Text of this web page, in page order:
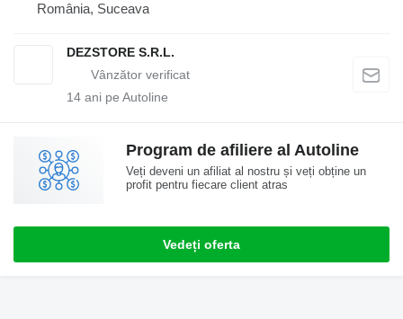
România, Suceava
DEZSTORE S.R.L.
14 ani pe Autoline
Program de afiliere al Autoline
Veți deveni un afiliat al nostru și veți obține un
profit pentru fiecare client atras
Vedeți oferta